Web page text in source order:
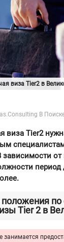
виза Tier2
зависимости
Tier 2 в
занимается
В
виза Tier2 в